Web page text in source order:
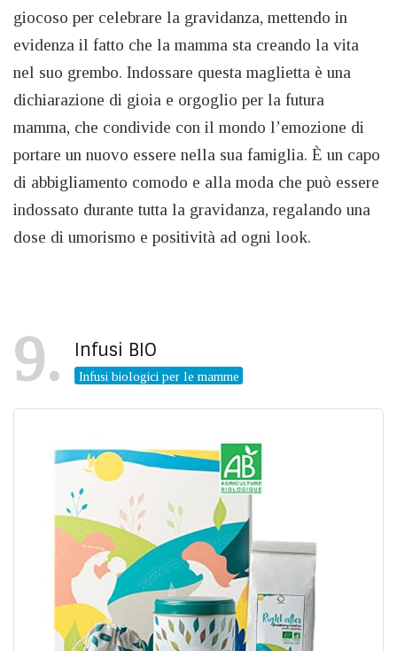
giocoso per celebrare la gravidanza, mettendo in
evidenza il fatto che la mamma sta creando la vita
nel suo grembo. Indossare questa maglietta è una
dichiarazione di gioia e orgoglio per la futura
mamma, che condivide con il mondo l’emozione di
portare un nuovo essere nella sua famiglia. È un capo
di abbigliamento comodo e alla moda che può essere
indossato durante tutta la gravidanza, regalando una
dose di umorismo e positività ad ogni look.
9 Infusi BIO
Infusi biologici per le mamme